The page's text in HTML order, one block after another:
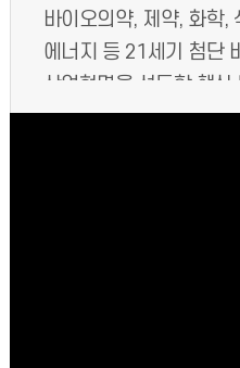
바이오의약, 제약, 화학,
에너지 등 21세기 첨단
산업혁명을 선도할 핵심
생명공학전공에서는 세